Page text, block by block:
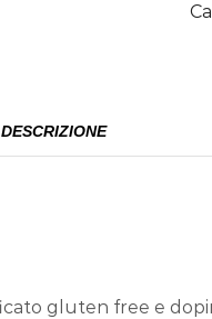
DESCRIZIONE
gluten free e